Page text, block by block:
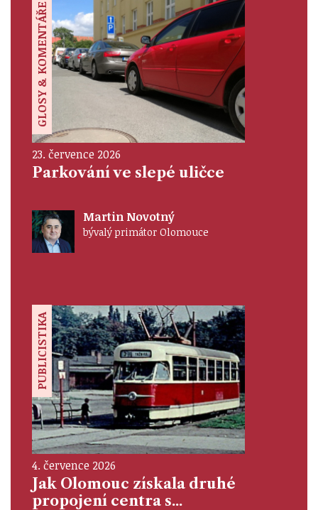
GLOSY & KOMENTÁŘE
23. července 2026
Parkování ve slepé uličce
Martin Novotný
bývalý primátor Olomouce
PUBLICISTIKA
4. července 2026
Jak Olomouc získala druhé
propojení centra s...